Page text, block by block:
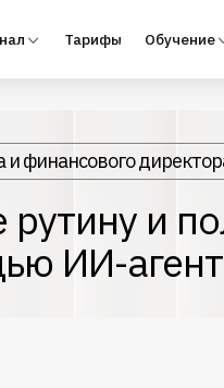
Кейсы
Обучение
Тарифы
финансового
и
ИИ-